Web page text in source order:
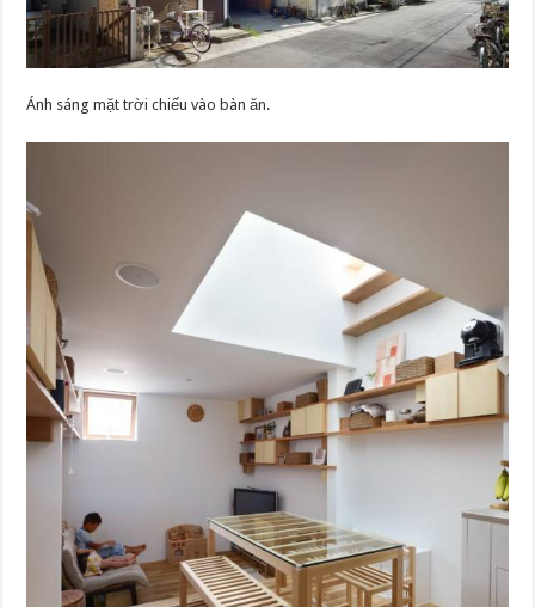
Ánh sáng mặt trời chiếu vào bàn ăn.